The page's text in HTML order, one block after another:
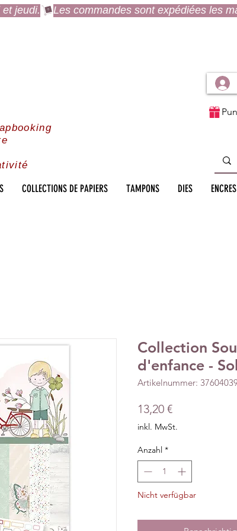
jeudi.
COLLECTIONS DE PAPIERS TAMPONS DIES
Collection
d'enfance -
Artikelnummer:
13,20 €Preis
inkl. MwSt.
Anzahl *
Nicht verfügbar